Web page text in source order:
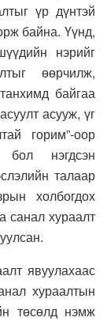
үр дүнтэй
байна. Үүнд,
нэрийг
өөрчилж,
байгаа
асууж, үг
горим”-оор
нэгдсэн
талаар
холбогдох
санал хураалт
явуулахаас
хураалтын
төсөлд нэмж